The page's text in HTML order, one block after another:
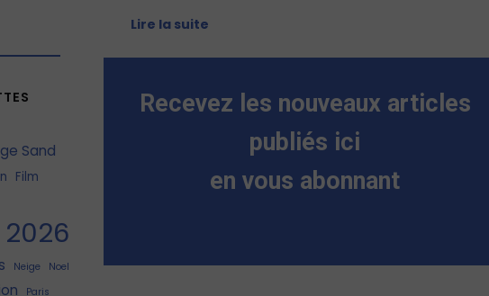
Sand
Film
Neige Noel
Paris
Lire la suite
Recevez les nouveaux articles
publiés ici
en vous abonnant